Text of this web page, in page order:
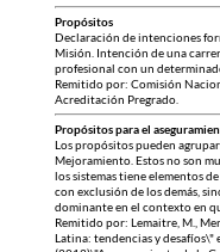
Propósitos
Declaración de intenciones
Misión. Intención de una
profesional con un
Remitido por: Comisión
Acreditación Pregrado.
Propósitos para el
Los propósitos pueden
Mejoramiento. Estos no son
los sistemas tiene elementos
con exclusión de los demás,
dominante en el contexto en
Remitido por: Lemaitre, M.,
Latina: tendencias y desafíos\"